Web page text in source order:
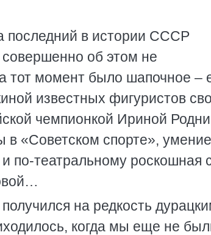
последний в истории СССР
об этом не
тот момент было шапочное –
известных фигуристов
чемпионкой Ириной
«Советском спорте», умение
по-театральному роскошная
на редкость
когда мы еще не